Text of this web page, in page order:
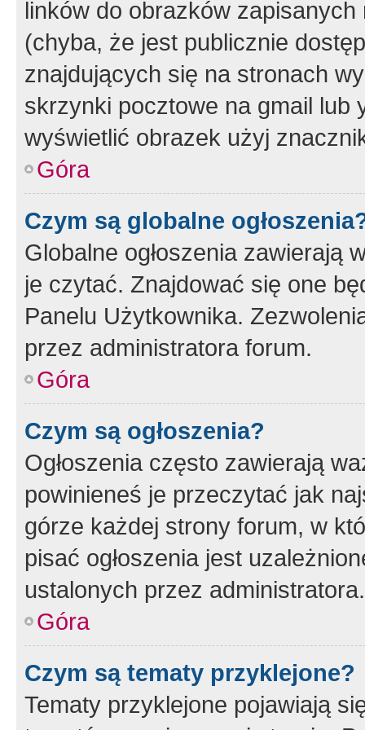
linków do obrazków
(chyba, że jest publicznie
znajdujących się na stronach
skrzynki pocztowe na gmail lub
wyświetlić obrazek użyj
Góra
Czym są globalne
Globalne ogłoszenia zawierają
je czytać. Znajdować się one
Panelu Użytkownika.
przez administratora forum.
Góra
Czym są ogłoszenia?
Ogłoszenia często zawierają
powinieneś je przeczytać jak
górze każdej strony forum, w
pisać ogłoszenia jest
ustalonych przez administratora.
Góra
Czym są tematy przyklejone?
Tematy przyklejone pojawiają